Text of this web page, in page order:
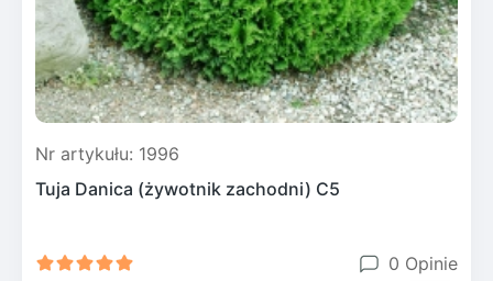
Wiciokrzew
Bluszcz
Ewodia (tetradium daniellii)
Nr artykułu: 1996
Tuja Danica (żywotnik zachodni) C5
0 Opinie